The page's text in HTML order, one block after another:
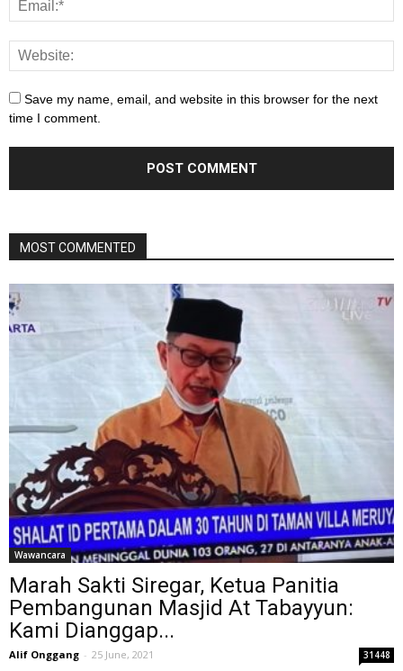
Save my name, email, and website in this browser for the next
time I comment.
MOST COMMENTED
Wawancara
Marah Sakti Siregar, Ketua Panitia
Pembangunan Masjid At Tabayyun:
Kami Dianggap...
Alif Onggang - 25 June, 2021 31448